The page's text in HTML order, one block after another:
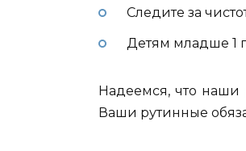
Следите за
Детям младше 1
Надеемся, что наши
Ваши рутинные